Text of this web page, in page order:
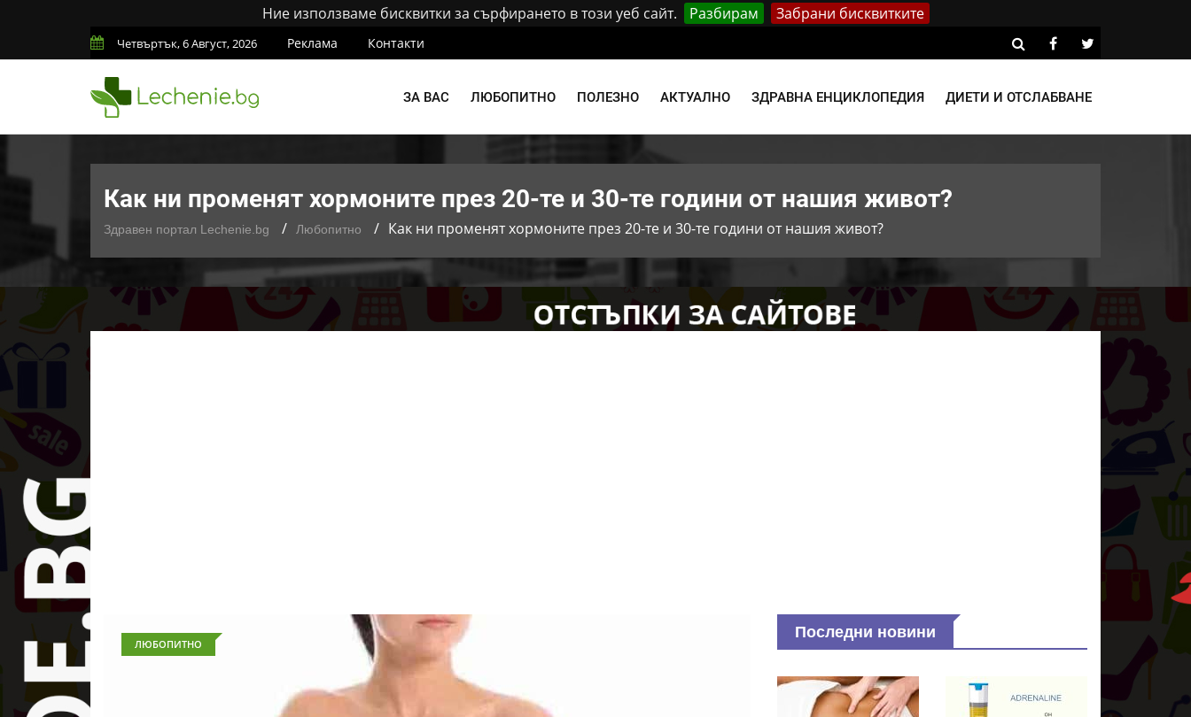
Ние използваме бисквитки за сърфирането в този уеб сайт. Разбирам Забрани бисквитките
Четвъртък, 6 Август, 2026 Реклама Контакти
ЗА ВАС ЛЮБОПИТНО ПОЛЕЗНО АКТУАЛНО ЗДРАВНА ЕНЦИКЛОПЕДИЯ ДИЕТИ И ОТСЛАБВАНЕ
Как ни променят хормоните през 20-те и 30-те години от нашия живот?
Здравен портал Lechenie.bg Любопитно Как ни променят хормоните през 20-те и 30-те години от нашия живот?
ЛЮБОПИТНО
Последни новини